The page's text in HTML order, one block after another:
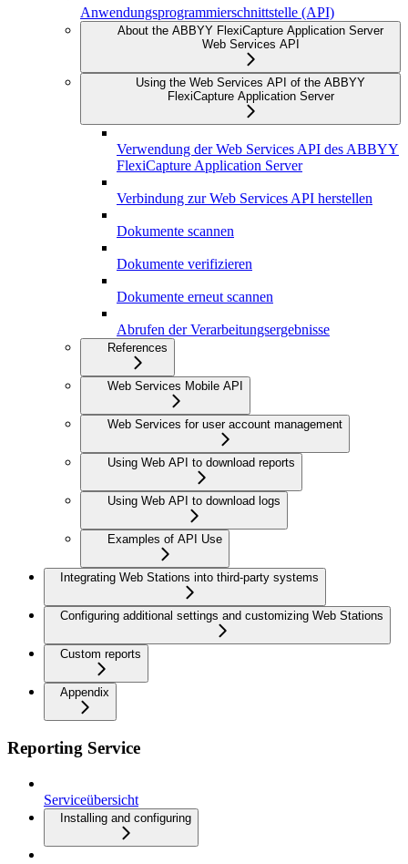
Anwendungsprogrammierschnittstelle (API)
About the ABBYY FlexiCapture Application Server
Web Services API
Using the Web Services API of the ABBYY
FlexiCapture Application Server
Verwendung der Web Services API des ABBYY
FlexiCapture Application Server
Verbindung zur Web Services API herstellen
Dokumente scannen
Dokumente verifizieren
Dokumente erneut scannen
Abrufen der Verarbeitungsergebnisse
References
Web Services Mobile API
Web Services for user account management
Using Web API to download reports
Using Web API to download logs
Examples of API Use
Integrating Web Stations into third-party systems
Configuring additional settings and customizing Web Stations
Custom reports
Appendix
Reporting Service
Serviceübersicht
Installing and configuring